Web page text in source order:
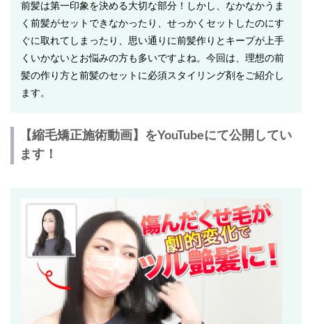
前髪は第一印象を決める大切な部分！しかし、なかなかうま
く前髪がセットできなかったり、せっかくセットしたのにす
ぐに取れてしまったり、思い通りに前髪作りとキープが上手
くいかないとお悩みの方も多いですよね。今回は、理想の前
髪の作り方と前髪のセットに必須スタイリング剤をご紹介し
ます。
【縮毛矯正施術動画】をYouTubeにて公開してい
ます！